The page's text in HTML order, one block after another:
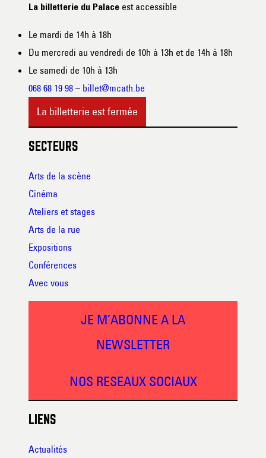
La billetterie du Palace est accessible
Le mardi de 14h à 18h
Du mercredi au vendredi de 10h à 13h et de 14h à 18h
Le samedi de 10h à 13h
068 68 19 98 – billet@mcath.be
La billetterie est fermée
SECTEURS
Arts de la scène
Cinéma
Ateliers et stages
Arts de la rue
Expositions
Conférences
Avec vous
JE M’ABONNE A LA
NEWSLETTER
NOS RESEAUX SOCIAUX
LIENS
Actualités